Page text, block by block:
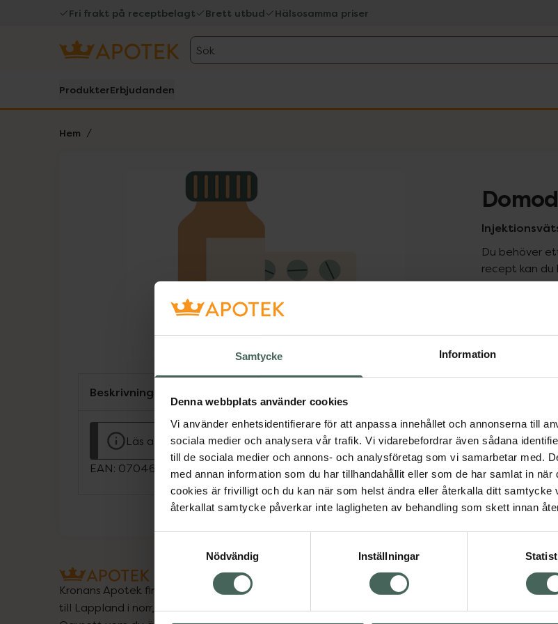
Samtycke Information
Denna webbplats använder cookies
Vi använder enhetsidentifierare för att anpassa innehållet och annonserna till
sociala medier och analysera vår trafik. Vi vidarebefordrar även sådana
till de sociala medier och annons- och analysföretag som vi samarbetar med.
med annan information som du har tillhandahållit eller som de har samlat in
cookies är frivilligt och du kan när som helst ändra eller återkalla ditt samtycke
återkallat samtycke påverkar inte lagligheten av behandling som skett innan
Nödvändig
Inställningar
Fri frakt på receptbelagt Brett utbud Hälsosamma priser
Sök
ProdukterErbjudanden
Hem
Lista: . Innehåller 1 objekt.
Du behöver
recept kan
Aktuella
Beskrivning
Läs alltid bipacksedeln innan användning.
EAN: 07046260958616
Kronans Apotek finns här för dig. Du hittar oss från Skåne i syd
till Lappland i norr, och online i mobilen och på datorn.
Vanliga frågor